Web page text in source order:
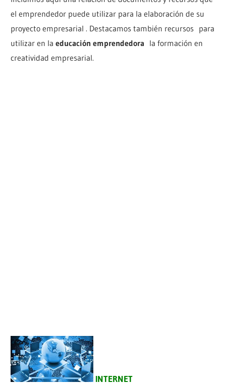
el emprendedor puede utilizar para la elaboración de su
proyecto empresarial . Destacamos también recursos para
utilizar en laeducación emprendedora la formación en
creatividad empresarial.
INTERNET